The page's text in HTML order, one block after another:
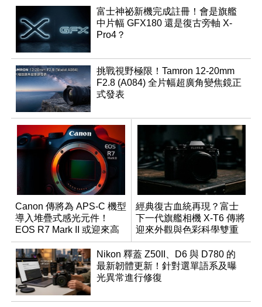
富士神祕新機完成註冊！會是旗艦
中片幅 GFX180 還是復古旁軸 X-
Pro4？
挑戰視野極限！Tamron 12-20mm
F2.8 (A084) 全片幅超廣角變焦鏡正
式發表
Canon 傳將為 APS-C 機型
導入堆疊式感光元件！
EOS R7 Mark II 或迎來高
速讀出升級
經典復古血統再現？富士
下一代旗艦相機 X-T6 傳將
迎來外觀與色彩科學雙重
優化
Nikon 釋蓋 Z50II、D6 與 D780 的
最新韌體更新！針對選單語系及曝
光異常進行修復